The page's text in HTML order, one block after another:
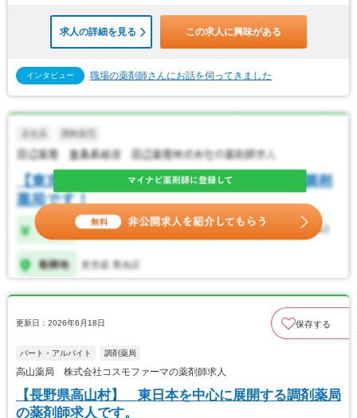
求人の詳細を見る この求人に興味がある
インタビュー 職場の薬剤師さんにお話を伺ってきました
更新日：2026年6月18日 保存する
パート・アルバイト 調剤薬局
高山薬局 株式会社コスモファーマの薬剤師求人
【長野県高山村】 東日本を中心に展開する調剤薬局
の薬剤師求人です。